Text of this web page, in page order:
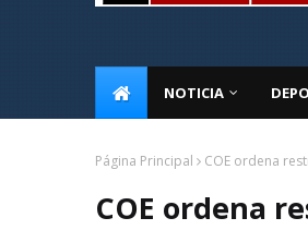
NOTICIA
Página Principal COE ordena
COE ordena